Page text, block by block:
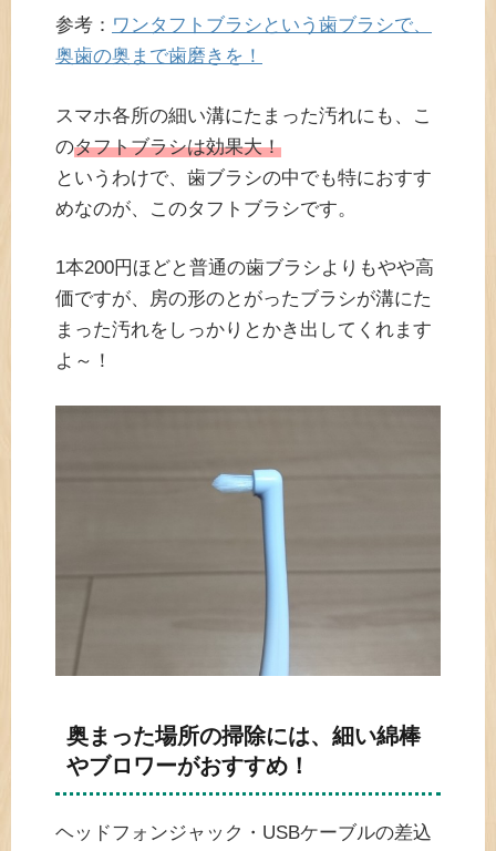
参考： ワンタフトブラシという歯ブラシで、
奥歯の奥まで歯磨きを！
スマホ各所の細い溝にたまった汚れにも、こ
のタフトブラシは効果大！
というわけで、歯ブラシの中でも特におすす
めなのが、このタフトブラシです。
1本200円ほどと普通の歯ブラシよりもやや高
価ですが、房の形のとがったブラシが溝にた
まった汚れをしっかりとかき出してくれます
よ～！
奥まった場所の掃除には、細い綿棒
やブロワーがおすすめ！
ヘッドフォンジャック・USBケーブルの差込